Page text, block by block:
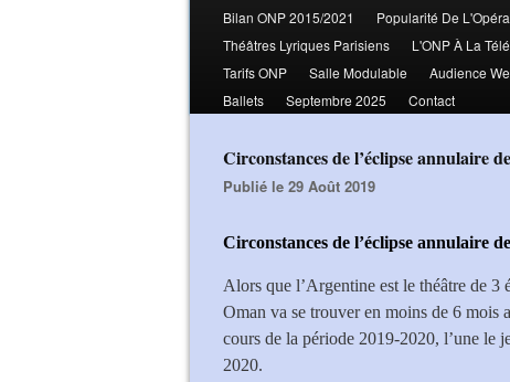
Bilan ONP 2015/2021
Popularité De L'Opéra
Théâtres Lyriques Parisiens
L'ONP À La Télé
Tarifs ONP
Salle Modulable Audience
Ballets
Septembre 2025 Contact
Circonstances de l’éclipse annulaire
Publié le 29 Août 2019
Circonstances de l’éclipse annulaire
Alors que l’Argentine est le théâtre de 3
Oman va se trouver en moins de 6 mois
cours de la période 2019-2020, l’une le
2020.